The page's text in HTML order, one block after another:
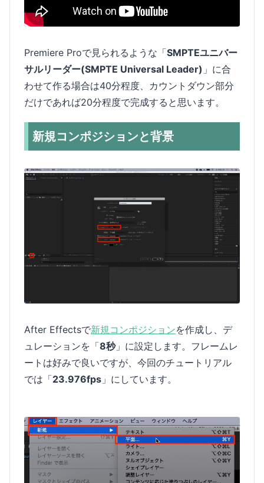
Premiere Proで見られるような「SMPTEユニバー
サルリーダー(SMPTE Universal Leader) 」に合
わせて作る場合は40分程度、カウントダウン部分
だけであれば20分程度で完成すると思います。
新規コンポジションと背景
After Effectsで新規コンポジションを作成し、デ
ュレーションを「8秒」に設定します。フレームレ
ートは好みで良いですが、今回のチュートリアル
では「23.976fps 」にしています。